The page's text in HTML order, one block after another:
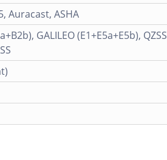
Auracast, ASHA
GALILEO (E1+E5a+E5b), QZSS